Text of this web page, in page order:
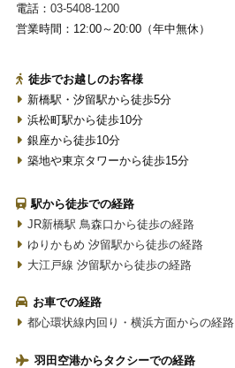
電話： 03-5408-1200
営業時間：12:00～20:00（年中無休）
徒歩でお越しのお客様
新橋駅・汐留駅から徒歩5分
浜松町駅から徒歩10分
銀座から徒歩10分
築地や東京タワーから徒歩15分
駅から徒歩での経路
JR新橋駅 鳥森口から徒歩の経路
ゆりかもめ 汐留駅から徒歩の経路
大江戸線 汐留駅から徒歩の経路
お車での経路
都心環状線内回り・横浜方面からの経路
羽田空港からタクシーでの経路